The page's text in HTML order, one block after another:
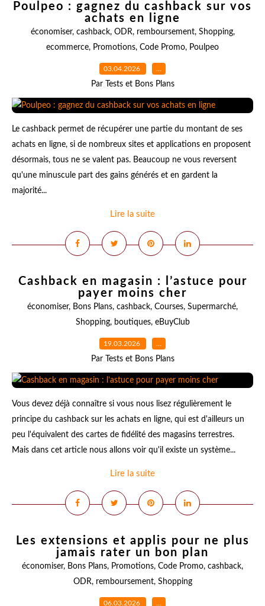
Poulpeo : gagnez du cashback sur vos
achats en ligne
économiser, cashback, ODR, remboursement, Shopping,
ecommerce, Promotions, Code Promo, Poulpeo
03.04.2026 …
Par Tests et Bons Plans
Le cashback permet de récupérer une partie du montant de ses
achats en ligne, si de nombreux sites et applications en proposent
désormais, tous ne se valent pas. Beaucoup ne vous reversent
qu'une minuscule part des gains générés et en gardent la
majorité...
Lire la suite
Cashback en magasin : l’astuce pour
payer moins cher
économiser, Bons Plans, cashback, Courses, Supermarché,
Shopping, boutiques, eBuyClub
19.03.2026 …
Par Tests et Bons Plans
Vous devez déjà connaître si vous nous lisez régulièrement le
principe du cashback sur les achats en ligne, qui est d'ailleurs un
peu l'équivalent des cartes de fidélité des magasins terrestres.
Mais dans cet article nous allons voir qu'il existe un système...
Lire la suite
Les extensions et applis pour ne plus
jamais rater un bon plan
économiser, Bons Plans, Promotions, Code Promo, cashback,
ODR, remboursement, Shopping
06.03.2026 …